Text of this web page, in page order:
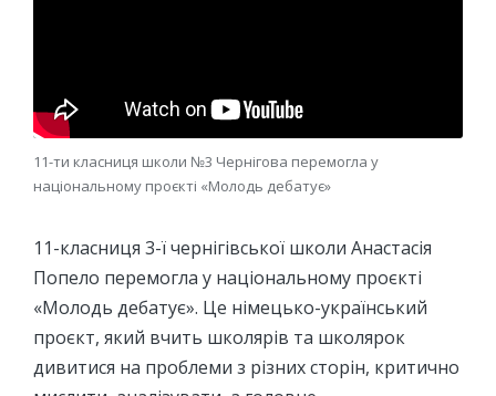
11-ти класниця школи №3 Чернігова перемогла у
національному проєкті «Молодь дебатує»
11-класниця 3-ї чернігівської школи Анастасія
Попело перемогла у національному проєкті
«Молодь дебатує». Це німецько-український
проєкт, який вчить школярів та школярок
дивитися на проблеми з різних сторін, критично